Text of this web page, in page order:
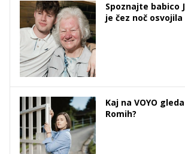
Spoznajte babico
je čez noč osvojila
Kaj na VOYO
Romih?